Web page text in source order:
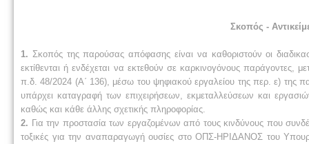
Σκοπός -
1. Σκοπός της παρούσας απόφασης είναι να καθοριστούν οι
εκτίθενται ή ενδέχεται να εκτεθούν σε καρκινογόνους
π.δ. 48/2024 (Α΄ 136), μέσω του ψηφιακού εργαλείου της περ. ε) της
υπάρχει καταγραφή των επιχειρήσεων, εκμεταλλεύσεων και
καθώς και κάθε άλλης σχετικής πληροφορίας.
2. Για την προστασία των εργαζομένων από τους κινδύνους που
τοξικές για την αναπαραγωγή ουσίες στο ΟΠΣ-ΗΡΙΔΑΝΟΣ του